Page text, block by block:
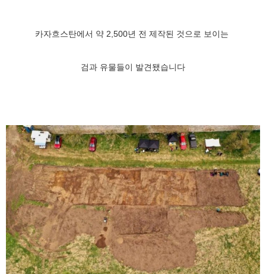
카자흐스탄에서 약 2,500년 전 제작된 것으로 보이는
검과 유물들이 발견됐습니다